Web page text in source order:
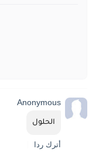
Anonymous
الحلول
أترك ردا